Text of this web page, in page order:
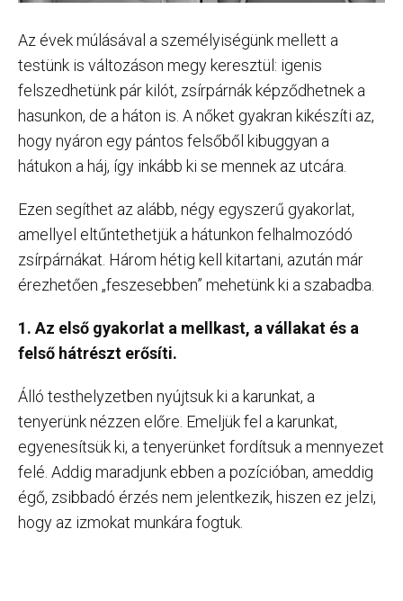
Az évek múlásával a személyiségünk mellett a
testünk is változáson megy keresztül: igenis
felszedhetünk pár kilót, zsírpárnák képződhetnek a
hasunkon, de a háton is. A nőket gyakran kikészíti az,
hogy nyáron egy pántos felsőből kibuggyan a
hátukon a háj, így inkább ki se mennek az utcára.
Ezen segíthet az alább, négy egyszerű gyakorlat,
amellyel eltűntethetjük a hátunkon felhalmozódó
zsírpárnákat. Három hétig kell kitartani, azután már
érezhetően „feszesebben” mehetünk ki a szabadba.
1. Az első gyakorlat a mellkast, a vállakat és a
felső hátrészt erősíti.
Álló testhelyzetben nyújtsuk ki a karunkat, a
tenyerünk nézzen előre. Emeljük fel a karunkat,
egyenesítsük ki, a tenyerünket fordítsuk a mennyezet
felé. Addig maradjunk ebben a pozícióban, ameddig
égő, zsibbadó érzés nem jelentkezik, hiszen ez jelzi,
hogy az izmokat munkára fogtuk.